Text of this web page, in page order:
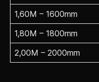
1,60M – 1600mm
1,80M – 1800mm
2,00M – 2000mm